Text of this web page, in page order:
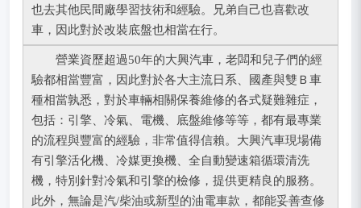
也去其他民間廠學習技術和經驗。兄弟自己也喜歡改
車，因此對於改裝底盤也相當在行。
營業資歷超過50年的大興汽車，老闆和兒子們的經
驗都相當豐富，因此對於各大主流日系、國產與雙Ｂ車
種相當孰悉，對於車輛相關保養維修的各式疑難雜症，
包括：引擎、冷氣、電機、底盤維修等等，都有最專業
的流程與豐富的經驗，非常值得信賴。大興汽車現場備
有引擎活化機、冷媒更換機、全自動變速箱循環清洗
機，特別針對冷氣和引擎的檢修，提供更精良的服務。
此外，無論是汽/柴油或新型的油電車款，都能妥善查修